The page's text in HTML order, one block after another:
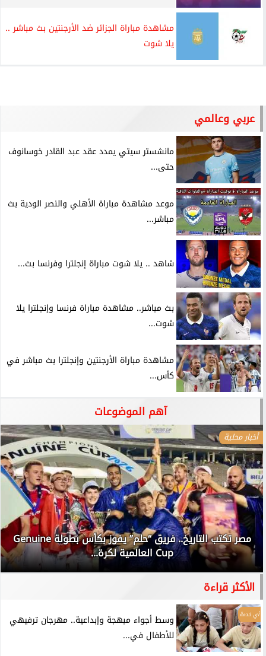
مشاهدة مباراة الجزائر ضد الأرجنتين بث مباشر ..
يلا شوت
عربي وعالمي
مانشستر سيتي يمدد عقد عبد القادر خوسانوف
حتى...
موعد مشاهدة مباراة الأهلي والنصر الودية بث
مباشر...
شاهد .. يلا شوت مباراة إنجلترا وفرنسا بث...
بث مباشر.. مشاهدة مباراة فرنسا وإنجلترا يلا
شوت...
مشاهدة مباراة الأرجنتين وإنجلترا بث مباشر في
كأس...
آهم الموضوعات
أخبار محلية
مصر تكتب التاريخ.. فريق “حلم” يفوز بكأس بطولة Genuine
Cup العالمية لكرة...
الأكثر قراءة
أي خدمة
وسط أجواء مبهجة وإبداعية.. مهرجان ترفيهي
للأطفال في...